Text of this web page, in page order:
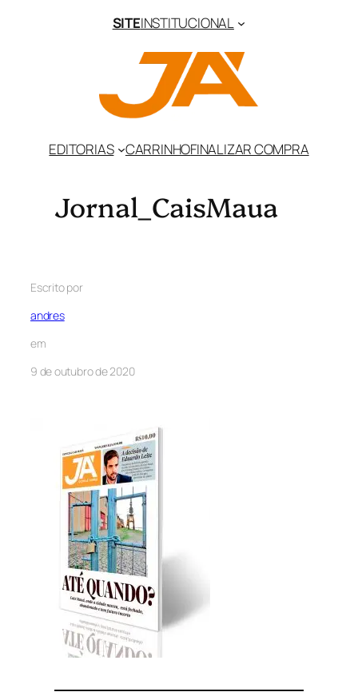
SITEINSTITUCIONAL
EDITORIAS CARRINHOFINALIZAR COMPRA
Jornal_CaisMaua
Escrito por
andres
em
9 de outubro de 2020